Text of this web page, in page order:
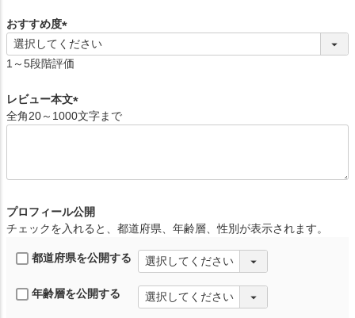
おすすめ度
(
必
)
1～5段階評価
レビュー本文
(
全角20～1000文字まで
プロフィール公開
チェックを入れると、都道府県、年齢層、性別が表示されます。
都道府県を公開する
年齢層を公開する